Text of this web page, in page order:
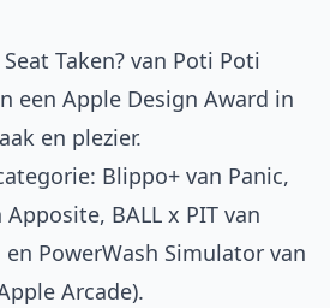
Taken? van Poti Poti
een Apple Design Award in
en plezier.
Blippo+ van Panic,
Apposite, BALL x PIT van
en PowerWash Simulator van
Arcade).